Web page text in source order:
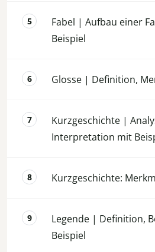
Fabel | Aufbau einer
Beispiel
Glosse | Definition,
Kurzgeschichte |
Interpretation mit
Kurzgeschichte:
Legende | Definition,
Beispiel